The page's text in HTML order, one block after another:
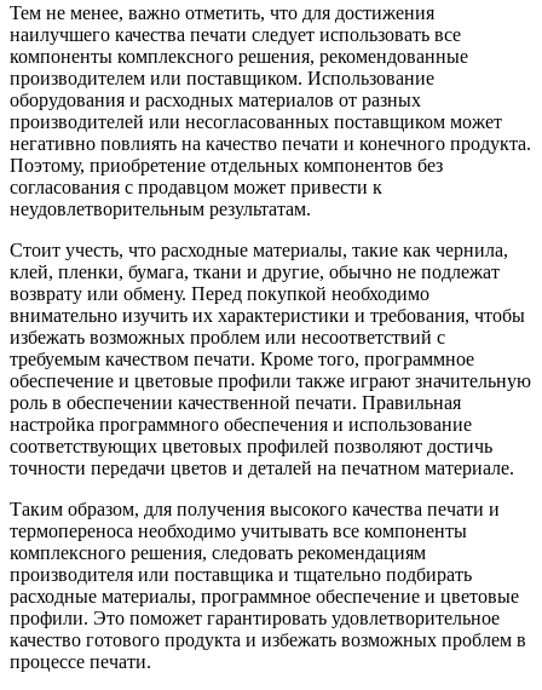
Тем не менее, важно отметить, что для достижения
наилучшего качества печати следует использовать все
компоненты комплексного решения, рекомендованные
производителем или поставщиком. Использование
оборудования и расходных материалов от разных
производителей или несогласованных поставщиком может
негативно повлиять на качество печати и конечного продукта.
Поэтому, приобретение отдельных компонентов без
согласования с продавцом может привести к
неудовлетворительным результатам.
Стоит учесть, что расходные материалы, такие как чернила,
клей, пленки, бумага, ткани и другие, обычно не подлежат
возврату или обмену. Перед покупкой необходимо
внимательно изучить их характеристики и требования, чтобы
избежать возможных проблем или несоответствий с
требуемым качеством печати. Кроме того, программное
обеспечение и цветовые профили также играют значительную
роль в обеспечении качественной печати. Правильная
настройка программного обеспечения и использование
соответствующих цветовых профилей позволяют достичь
точности передачи цветов и деталей на печатном материале.
Таким образом, для получения высокого качества печати и
термопереноса необходимо учитывать все компоненты
комплексного решения, следовать рекомендациям
производителя или поставщика и тщательно подбирать
расходные материалы, программное обеспечение и цветовые
профили. Это поможет гарантировать удовлетворительное
качество готового продукта и избежать возможных проблем в
процессе печати.